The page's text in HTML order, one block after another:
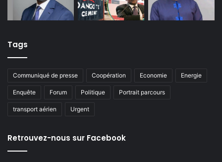
Tags
Communiqué de presse Coopération Economie Energie
Enquête Forum Politique Portrait parcours
transport aérien Urgent
Retrouvez-nous sur Facebook